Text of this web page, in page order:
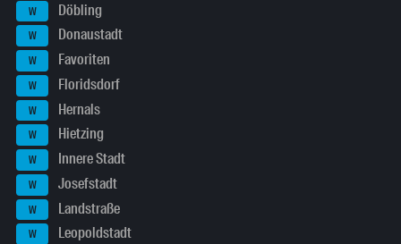
W Döbling
W Donaustadt
W Favoriten
W Floridsdorf
W Hernals
W Hietzing
W Innere Stadt
W Josefstadt
W Landstraße
W Leopoldstadt